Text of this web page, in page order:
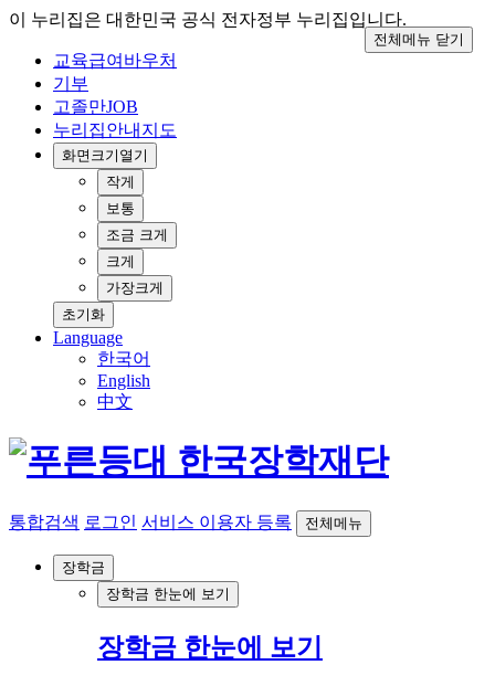
이 누리집은 대한민국 공식 전자정부 누리집입니다.
교육급여바우처
기부
고졸만JOB
누리집안내지도
화면크기 열기
작게
보통
조금 크게
크게
가장크게
초기화
Language
한국어
English
中文
통합검색 로그인 서비스 이용자 등록 전체메뉴
장학금
장학금 한눈에 보기
장학금 한눈에 보기
전체메뉴 닫기